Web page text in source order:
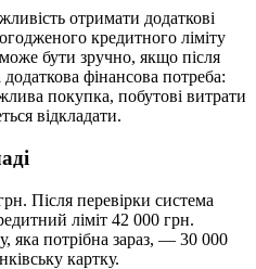
отримати додаткові
кредитного ліміту
бути зручно, якщо після
фінансова потреба:
покупка, побутові витрати
відкладати.
Після перевірки система
ліміт 42 000 грн.
яка потрібна зараз, — 30 000
картку.